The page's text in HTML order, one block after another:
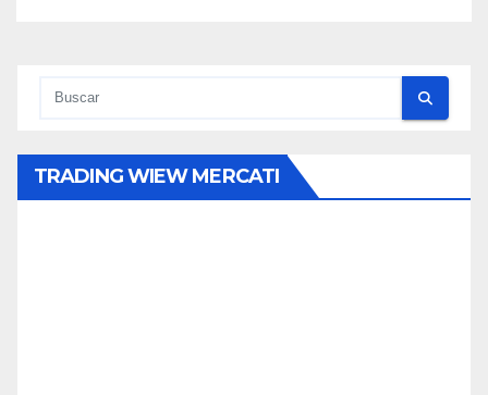
TRADING WIEW MERCATI